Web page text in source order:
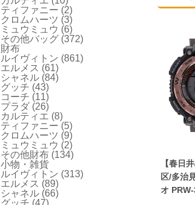
【春日
区/多治
オ PRW-3400Y-5JF
ティファニー (2)
クロムハーツ (3)
ミュウミュウ (6)
その他バッグ (372)
財布
ルイヴィトン (861)
エルメス (61)
シャネル (84)
グッチ (43)
コーチ (11)
プラダ (26)
カルティエ (8)
ティファニー (5)
クロムハーツ (9)
ミュウミュウ (2)
その他財布 (134)
小物・雑貨
ルイヴィトン (313)
エルメス (89)
シャネル (66)
グッチ (47)